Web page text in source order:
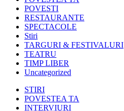
POVESTI
RESTAURANTE
SPECTACOLE
Stiri
TARGURI & FESTIVALURI
TEATRU
TIMP LIBER
Uncategorized
STIRI
POVESTEA TA
INTERVIURI